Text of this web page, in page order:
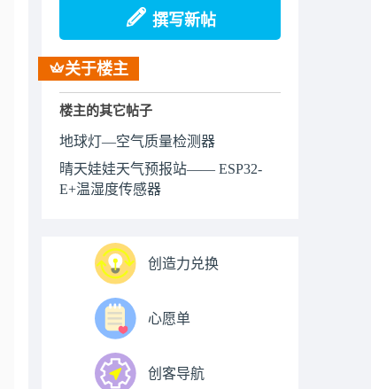
撰写新帖
关于楼主
楼主的其它帖子
地球灯—空气质量检测器
晴天娃娃天气预报站—— ESP32-
E+温湿度传感器
创造力兑换
心愿单
创客导航